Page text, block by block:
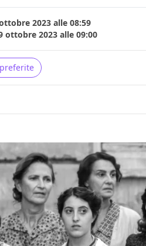
2023 alle 08:59
ottobre 2023 alle 09:00